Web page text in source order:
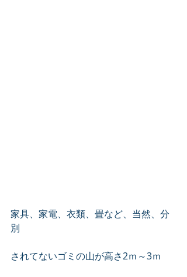
家具、家電、衣類、畳など、当然、分
別
されてないゴミの山が高さ2ｍ～3ｍ